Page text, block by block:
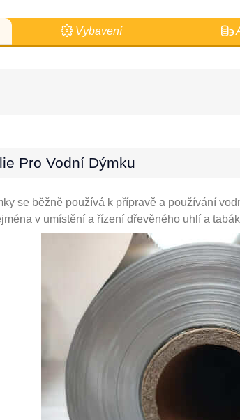
Vybavení
Pro Vodní Dýmku
se běžně používá k přípravě a používání
v umístění a řízení dřevěného uhlí a